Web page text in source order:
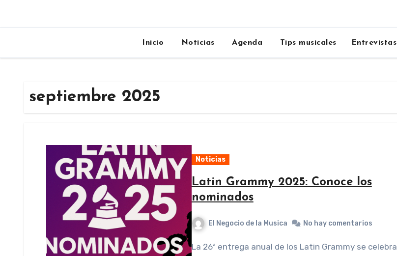
Inicio Noticias Agenda Tips musicales Entrevistas
septiembre 2025
Noticias
Latin Grammy 2025: Conoce los
nominados
El Negocio de la Musica No hay comentarios
La 26ª entrega anual de los Latin Grammy se celebrará